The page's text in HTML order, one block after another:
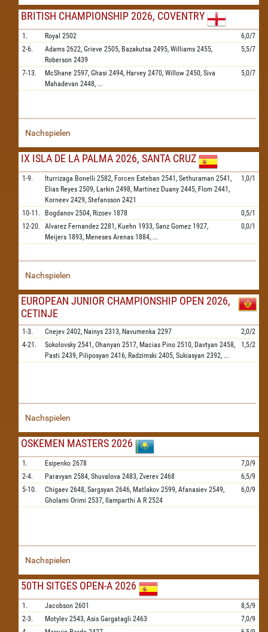
BRITISH CHAMPIONSHIP 2026, COVENTRY
1. Royal 2502
6,0/7
2-6.
Adams 2622, Grieve 2505, Bazakutsa 2495, Williams 2455,
Roberson 2439
5,5/7
7-13. McShane 2597, Ghasi 2494, Harvey 2470, Willow 2450, Siva
Mahadevan 2448, ...
5,0/7
Nachspielen
IX ISLA DE LA PALMA 2026, SANTA CRUZ
1-9. Iturrizaga Bonelli 2582, Forcen Esteban 2541, Sethuraman 2541,
Elias Reyes 2509, Larkin 2498, Martinez Duany 2445, Flom 2441,
Korneev 2429, Stefansson 2421
1,0/1
10-11. Bogdanov 2504, Rizoev 1878
0,5/1
12-20.
Alvarez Fernandez 2281, Kuehn 1933, Sanz Gomez 1927,
Meijers 1893, Meneses Arenas 1884, ...
0,0/1
Nachspielen
EUROPEAN JUNIOR CHAMPIONSHIP OPEN 2026,
CETINJE
1-3. Cnejev 2402, Nainys 2313, Navumenka 2297
2,0/2
4-21.
Sokolovsky 2541, Ohanyan 2517, Macias Pino 2510, Davtyan 2458,
Pasti 2439, Piliposyan 2416, Radzimski 2405, Sukiasyan 2392, ...
1,5/2
Nachspielen
OSKEMEN MASTERS 2026
1. Esipenko 2678
7,0/9
2-4.
Paravyan 2584, Shuvalova 2483, Zverev 2468
6,5/9
5-10.
Chigaev 2648, Sargsyan 2646, Matlakov 2599, Afanasiev 2549,
Gholami Orimi 2537, Ilamparthi A R 2524
6,0/9
Nachspielen
50TH SITGES OPEN-A 2026
1. Jacobson 2601
8,5/9
2-3.
Motylev 2543, Asis Gargatagli 2463
7,0/9